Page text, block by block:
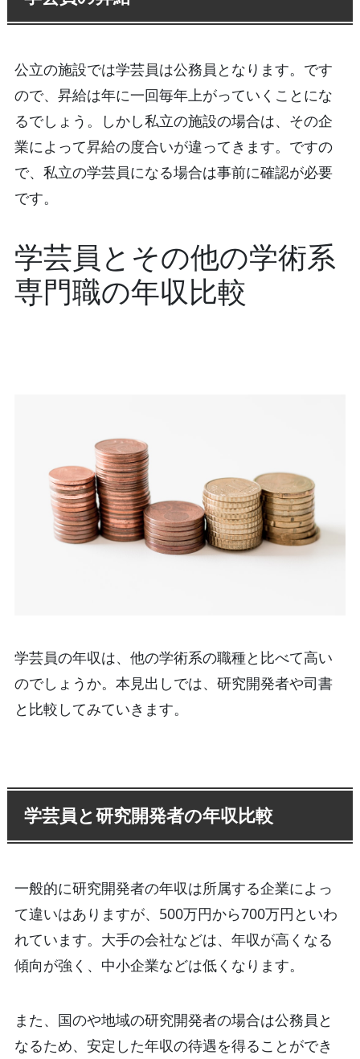
公立の施設では学芸員は公務員となります。です
ので、昇給は年に一回毎年上がっていくことにな
るでしょう。しかし私立の施設の場合は、その企
業によって昇給の度合いが違ってきます。ですの
で、私立の学芸員になる場合は事前に確認が必要
です。
学芸員とその他の学術系
専門職の年収比較
学芸員の年収は、他の学術系の職種と比べて高い
のでしょうか。本見出しでは、研究開発者や司書
と比較してみていきます。
学芸員と研究開発者の年収比較
一般的に研究開発者の年収は所属する企業によっ
て違いはありますが、500万円から700万円といわ
れています。大手の会社などは、年収が高くなる
傾向が強く、中小企業などは低くなります。
また、国のや地域の研究開発者の場合は公務員と
なるため、安定した年収の待遇を得ることができ